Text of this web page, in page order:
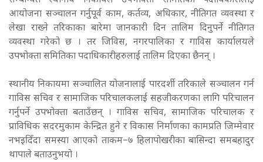
आयोजना सञ्चालन गर्नुपूर्व काम, कर्तव्य, अधिकार, नीतिगत व्यवस्था र
लेखा राख्ने तरिकाका बारेमा जानकारी दिन तालिम दिनुपर्ने नीतिगत
व्यवस्था गरेको छ । तर जिविस, नगरपालिका र गाविस कार्यालयले
उपभोक्ता समितिका पदाधिकारीहरुलाई तालिम दिएका छैनन् ।
स्थानीय निकायमा सञ्चालित योजनालाई पारदर्शी तरिकाले सञ्चालन गर्न
गाविस सचिव र सामाजिक परिचालकलाई सहजीकरणका लागि परिचालन
गर्नुपर्ने उपभोक्ता बताउँछन् । गाविस सचिव, सामाजिक परिचालक र
प्राविधिक सदरमुकाम केन्द्रित हुने र विकास निर्माणका कामप्रति जिम्मेवार
नभइदिँदा समस्या आएको ताकम–७ हिलापोखरीका बासिन्दा समबहादुर
थापाले बताउनुभयो ।